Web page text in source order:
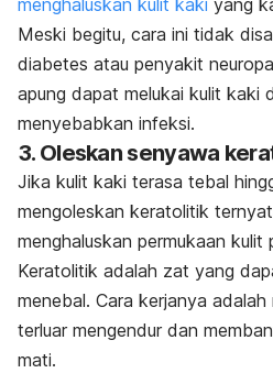
menghaluskan kulit kaki yang
Meski begitu, cara ini tidak
diabetes atau penyakit
apung dapat melukai kulit kaki
menyebabkan infeksi.
3. Oleskan senyawa
Jika kulit kaki terasa tebal
mengoleskan keratolitik
menghaluskan permukaan kulit
Keratolitik adalah zat yang
menebal. Cara kerjanya
terluar mengendur dan
mati.